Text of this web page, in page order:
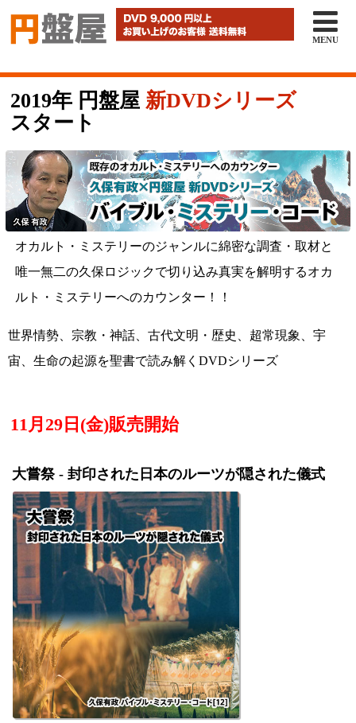

MENU
2019年 円盤屋 新DVDシリーズ
スタート
オカルト・ミステリーのジャンルに綿密な調査・取材と
唯一無二の久保ロジックで切り込み真実を解明するオカ
ルト・ミステリーへのカウンター！！
世界情勢、宗教・神話、古代文明・歴史、超常現象、宇
宙、生命の起源を聖書で読み解くDVDシリーズ
11月29日(金)販売開始
大嘗祭 - 封印された日本のルーツが隠された儀式